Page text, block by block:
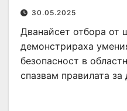
30.05.2025
Дванайсет отбора от
демонстрираха
безопасност в
спазвам правилата